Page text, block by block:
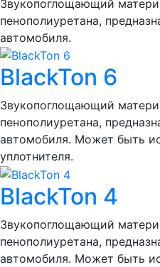
Звукопоглощающий
пенополиуретана,
автомобиля.
BlackTon 6
Звукопоглощающий
пенополиуретана,
автомобиля. Может быть
уплотнителя.
BlackTon 4
Звукопоглощающий
пенополиуретана,
автомобиля. Может быть